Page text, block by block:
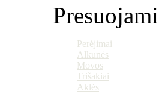
Perėjimai
Alkūnės
Movos
Trišakiai
Aklės